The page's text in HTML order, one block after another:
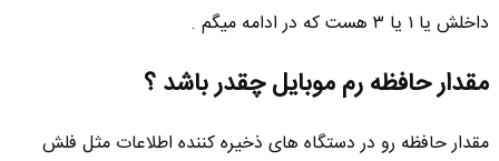
داخلش یا ۱ یا ۳ هست که در ادامه میگم .
مقدار حافظه رم موبایل چقدر باشد ؟
مقدار حافظه رو در دستگاه های ذخیره کننده اطلاعات مثل فلش